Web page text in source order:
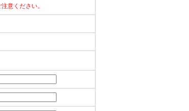
意ください。